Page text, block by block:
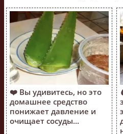
❤️ Вы удивитесь, но это
домашнее средство
понижает давление и
очищает сосуды...